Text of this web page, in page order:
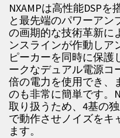
NXAMPは高性能DSP
と最先端のパワーアン
の画期的な技術革新に
ンスラインが作動しア
ピーカーを同時に保護
ークなデュアル電源コ
倍の電力を使用でき、
のも非常に簡単です。
取り扱うため、4基の
で動作させノイズをキ
ます。